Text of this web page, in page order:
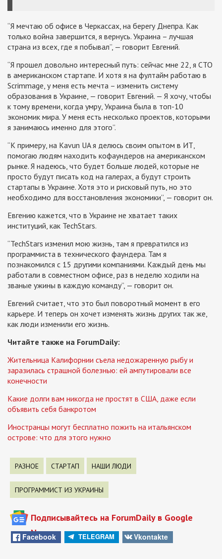
“Я мечтаю об офисе в Черкассах, на берегу Днепра. Как
только война завершится, я вернусь. Украина – лучшая
страна из всех, где я побывал”, — говорит Евгений.
“Я прошел довольно интересный путь: сейчас мне 22, я СТО
в американском стартапе. И хотя я на фултайм работаю в
Scrimmage, у меня есть мечта – изменить систему
образования в Украине, — говорит Евгений. — Я хочу, чтобы
к тому времени, когда умру, Украина была в топ-10
экономик мира. У меня есть несколько проектов, которыми
я занимаюсь именно для этого”.
“К примеру, на Kavun UA я делюсь своим опытом в ИТ,
помогаю людям находить кофаундеров на американском
рынке. Я надеюсь, что будет больше людей, которые не
просто будут писать код на галерах, а будут строить
стартапы в Украине. Хотя это и рисковый путь, но это
необходимо для восстановления экономики”, — говорит он.
Евгению кажется, что в Украине не хватает таких
институций, как TechStars.
“TechStars изменил мою жизнь, там я превратился из
программиста в технического фаундера. Там я
познакомился с 15 другими компаниями. Каждый день мы
работали в совместном офисе, раз в неделю ходили на
званые ужины в каждую команду”, — говорит он.
Евгений считает, что это был поворотный момент в его
карьере. И теперь он хочет изменять жизнь других так же,
как люди изменили его жизнь.
Читайте также на ForumDaily:
Жительница Калифорнии съела недожаренную рыбу и
заразилась страшной болезнью: ей ампутировали все
конечности
Какие долги вам никогда не простят в США, даже если
объявить себя банкротом
Иностранцы могут бесплатно пожить на итальянском
острове: что для этого нужно
РАЗНОЕ СТАРТАП НАШИ ЛЮДИ
ПРОГРАММИСТ ИЗ УКРАИНЫ
Подписывайтесь на ForumDaily в Google
News
Facebook TELEGRAM Vkontakte